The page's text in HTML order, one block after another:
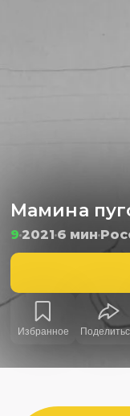
Мамина
9 20216 мин
Избранное